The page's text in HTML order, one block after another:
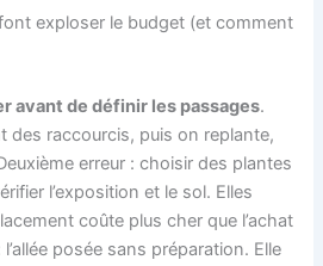
exploser le budget (et comment
avant de définir les passages.
des raccourcis, puis on replante,
erreur : choisir des plantes
l’exposition et le sol. Elles
coûte plus cher que l’achat
posée sans préparation. Elle